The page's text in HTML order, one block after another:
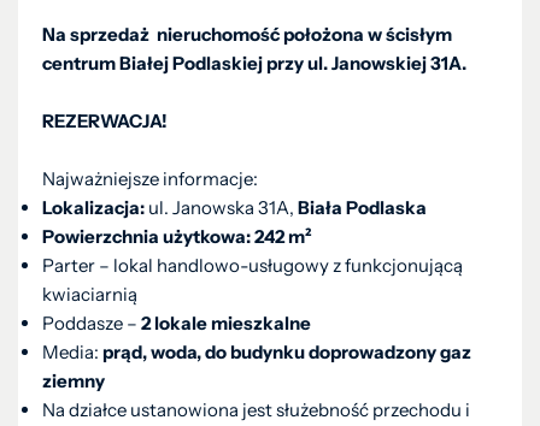
Na sprzedaż nieruchomość położona w ścisłym
centrum Białej Podlaskiej przy ul. Janowskiej 31A.
REZERWACJA!
Najważniejsze informacje:
Lokalizacja: ul. Janowska 31A, Biała Podlaska
Powierzchnia użytkowa:242 m²
Parter – lokal handlowo-usługowy z funkcjonującą
kwiaciarnią
Poddasze – 2 lokale mieszkalne
Media: prąd, woda, do budynku doprowadzony gaz
ziemny
Na działce ustanowiona jest służebność przechodu i